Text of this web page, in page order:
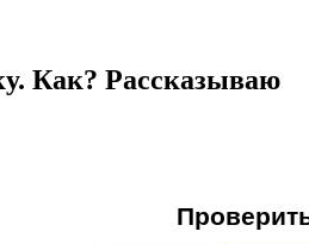
Как? Рассказываю